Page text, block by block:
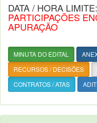
DATA / HORA
PARTICIPAÇÕES
APURAÇÃO
MINUTA DO EDITAL
RECURSOS / DECISÕES
CONTRATOS / ATAS